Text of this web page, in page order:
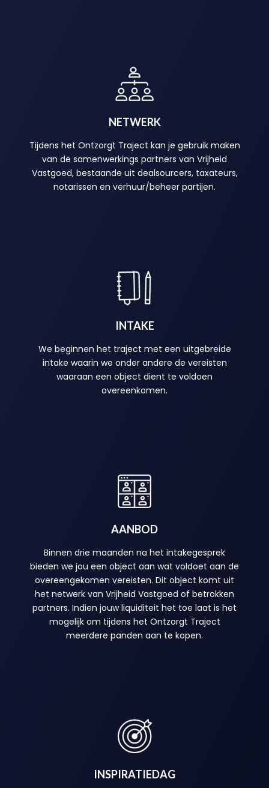
NETWERK
Tijdens het Ontzorgt Traject kan je gebruik maken
van de samenwerkings partners van Vrijheid
Vastgoed, bestaande uit dealsourcers, taxateurs,
notarissen en verhuur/beheer partijen.
INTAKE
We beginnen het traject met een uitgebreide
intake waarin we onder andere de vereisten
waaraan een object dient te voldoen
overeenkomen.
AANBOD
Binnen drie maanden na het intakegesprek
bieden we jou een object aan wat voldoet aan de
overeengekomen vereisten. Dit object komt uit
het netwerk van Vrijheid Vastgoed of betrokken
partners. Indien jouw liquiditeit het toe laat is het
mogelijk om tijdens het Ontzorgt Traject
meerdere panden aan te kopen.
INSPIRATIEDAG